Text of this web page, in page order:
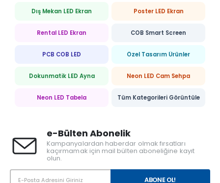
Dış Mekan LED Ekran Poster LED Ekran
Rental LED Ekran COB Smart Screen
PCB COB LED Özel Tasarım Ürünler
Dokunmatik LED Ayna Neon LED Cam Sehpa
Neon LED Tabela Tüm Kategorileri Görüntüle
e-Bülten Abonelik
Kampanyalardan haberdar olmak fırsatları
kaçırmamak için mail bülten aboneliğine kayıt
olun.